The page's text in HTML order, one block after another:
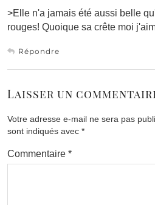
>Elle n'a jamais été aussi belle
rouges! Quoique sa crête moi
Répondre
Laisser un
Votre adresse e-mail ne sera pas
sont indiqués avec *
Commentaire *